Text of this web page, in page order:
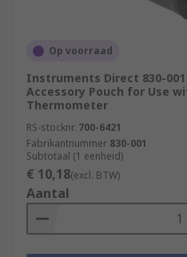
Op voorraad
Instruments Direct 830-
Accessory Pouch for Use
Thermometer
RS-stocknr. 700-6421
Fabrikantnummer 830-001
Subtotaal (1 eenheid)
€ 10,18(excl. BTW)
Aantal